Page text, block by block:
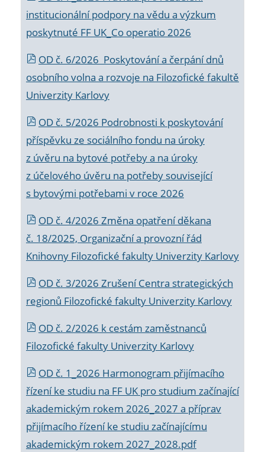
institucionální podpory na vědu a výzkum
poskytnuté FF UK_Co operatio 2026
OD č. 6/2026 Poskytování a čerpání dnů
osobního volna a rozvoje na Filozofické fakultě
Univerzity Karlovy
OD č. 5/2026 Podrobnosti k poskytování
příspěvku ze sociálního fondu na úroky
z úvěru na bytové potřeby a na úroky
z účelového úvěru na potřeby související
s bytovými potřebami v roce 2026
OD č. 4/2026 Změna opatření děkana
č. 18/2025, Organizační a provozní řád
Knihovny Filozofické fakulty Univerzity Karlovy
OD č. 3/2026 Zrušení Centra strategických
regionů Filozofické fakulty Univerzity Karlovy
OD č. 2/2026 k cestám zaměstnanců
Filozofické fakulty Univerzity Karlovy
OD č. 1_2026 Harmonogram přijímacího
řízení ke studiu na FF UK pro studium začínající
akademickým rokem 2026_2027 a příprav
přijímacího řízení ke studiu začínajícímu
akademickým rokem 2027_2028.pdf